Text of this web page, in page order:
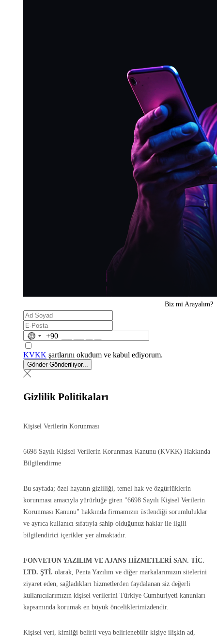
Biz mi Arayalım?
No
selected
+90
KVKK şartlarını okudum ve kabul ediyorum.
Gönder Gönderiliyor...
Gizlilik Politikaları
Kişisel Verilerin Korunması
6698 Sayılı Kişisel Verilerin Korunması Kanunu (KVKK) Hakkında
Bilgilendirme
Bu sayfada; özel hayatın gizliliği, temel hak ve özgürlüklerin
korunması amacıyla yürürlüğe giren "6698 Sayılı Kişisel Verilerin
Korunması Kanunu" hakkında firmamızın üstlendiği sorumluluklar
ve ayrıca kullanıcı sıfatıyla sahip olduğunuz haklar ile ilgili
bilgilendirici içerikler yer almaktadır.
FONVETON YAZILIM VE AJANS HİZMETLERİ SAN. TİC.
LTD. ŞTİ. olarak, Penta Yazılım ve diğer markalarımızın sitelerini
ziyaret eden, sağladıkları hizmetlerden faydalanan siz değerli
kullanıcılarımızın kişisel verilerini Türkiye Cumhuriyeti kanunları
kapsamında korumak en büyük önceliklerimizdendir.
Kişisel veri, kimliği belirli veya belirlenebilir kişiye ilişkin ad,